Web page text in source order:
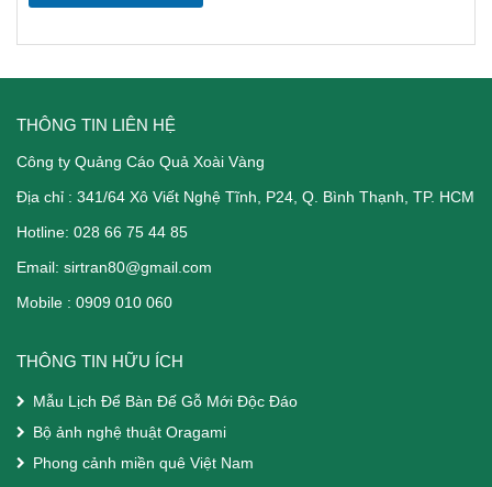
THÔNG TIN LIÊN HỆ
Công ty Quảng Cáo Quả Xoài Vàng
Địa chỉ : 341/64 Xô Viết Nghệ Tĩnh , P24, Q. Bình Thạnh, TP. HCM
Hotline: 028 66 75 44 85
Email: sirtran80@gmail.com
Mobile : 0909 010 060
THÔNG TIN HỮU ÍCH
Mẫu Lịch Để Bàn Đế Gỗ Mới Độc Đáo
Bộ ảnh nghệ thuật Oragami
Phong cảnh miền quê Việt Nam